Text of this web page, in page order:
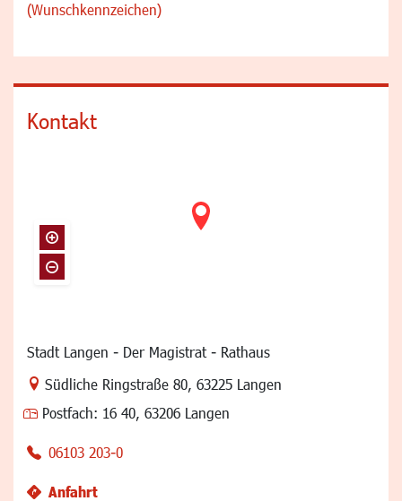
(Wunschkennzeichen)
Kontakt
Stadt Langen - Der Magistrat - Rathaus
Link zur Google-Maps Navigation
Südliche Ringstraße 80, 63225 Langen
Postfach: 16 40, 63206 Langen
06103 203-0
Anfahrt